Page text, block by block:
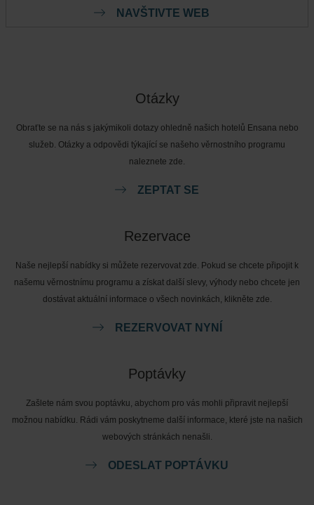
NAVŠTIVTE WEB
Otázky
Obraťte se na nás s jakýmikoli dotazy ohledně našich hotelů Ensana nebo
služeb. Otázky a odpovědi týkající se našeho věrnostního programu
naleznete zde.
ZEPTAT SE
Rezervace
Naše nejlepší nabídky si můžete rezervovat zde. Pokud se chcete připojit k
našemu věrnostnímu programu a získat další slevy, výhody nebo chcete jen
dostávat aktuální informace o všech novinkách, klikněte zde.
REZERVOVAT NYNÍ
Poptávky
Zašlete nám svou poptávku, abychom pro vás mohli připravit nejlepší
možnou nabídku. Rádi vám poskytneme další informace, které jste na našich
webových stránkách nenašli.
ODESLAT POPTÁVKU